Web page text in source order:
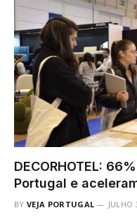
DECORHOTEL:
Portugal e
BY VEJA PORTUGAL JULHO